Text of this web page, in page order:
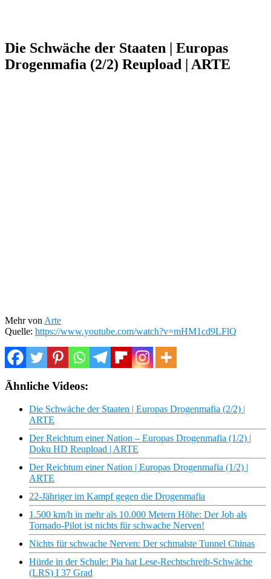
Die Schwäche der Staaten | Europas
Drogenmafia (2/2) Reupload | ARTE
Mehr von Arte
Quelle: https://www.youtube.com/watch?v=mHM1cd9LFlQ
Ähnliche Videos:
Die Schwäche der Staaten | Europas Drogenmafia (2/2) |
ARTE
Der Reichtum einer Nation – Europas Drogenmafia (1/2) |
Doku HD Reupload | ARTE
Der Reichtum einer Nation | Europas Drogenmafia (1/2) |
ARTE
22-Jähriger im Kampf gegen die Drogenmafia
1.500 km/h in mehr als 10.000 Metern Höhe: Der Job als
Tornado-Pilot ist nichts für schwache Nerven!
Nichts für schwache Nerven: Der schmalste Tunnel Chinas
Hürde in der Schule: Pia hat Lese-Rechtschreib-Schwäche
(LRS) I 37 Grad